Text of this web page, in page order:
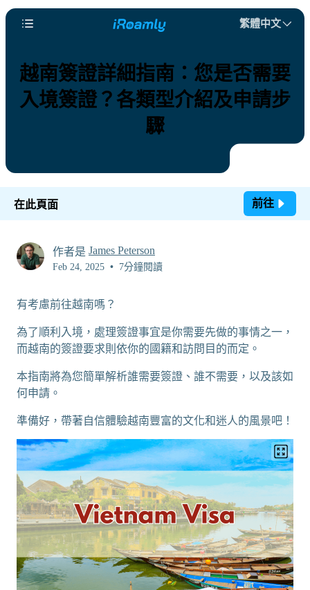
繁體中文
越南簽證詳細指南：您是否需要
入境簽證？各類型介紹及申請步
驟
在此頁面 前往
作者是 James Peterson
Feb 24, 2025 • 7分鐘閱讀
有考慮前往越南嗎？
為了順利入境，處理簽證事宜是你需要先做的事情之一，
而越南的簽證要求則依你的國籍和訪問目的而定。
本指南將為您簡單解析誰需要簽證、誰不需要，以及該如
何申請。
準備好，帶著自信體驗越南豐富的文化和迷人的風景吧！